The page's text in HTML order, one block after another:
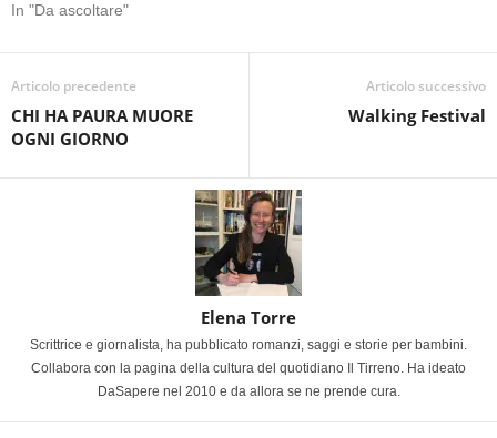
In "Da ascoltare"
Articolo precedente
CHI HA PAURA MUORE
OGNI GIORNO
Articolo successivo
Walking Festival
Elena Torre
Scrittrice e giornalista, ha pubblicato romanzi, saggi e storie per bambini.
Collabora con la pagina della cultura del quotidiano Il Tirreno. Ha ideato
DaSapere nel 2010 e da allora se ne prende cura.